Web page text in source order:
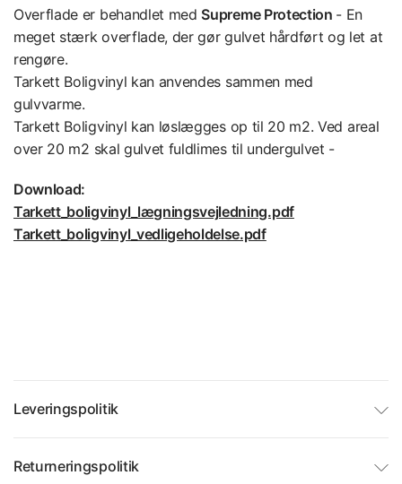
Overflade er behandlet med Supreme Protection - En
meget stærk overflade, der gør gulvet hårdført og let at
rengøre.
Tarkett Boligvinyl kan anvendes sammen med
gulvvarme.
Tarkett Boligvinyl kan løslægges op til 20 m2. Ved areal
over 20 m2 skal gulvet fuldlimes til undergulvet -
Download:
Tarkett_boligvinyl_lægningsvejledning.pdf
Tarkett_boligvinyl_vedligeholdelse.pdf
Leveringspolitik
Returneringspolitik